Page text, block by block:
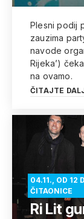
Plesni podij
zauzima
navode
Rijeka’)
na ovamo.
ČITAJTE
04.11., OD 12
ČITAONICE
Ri Lit